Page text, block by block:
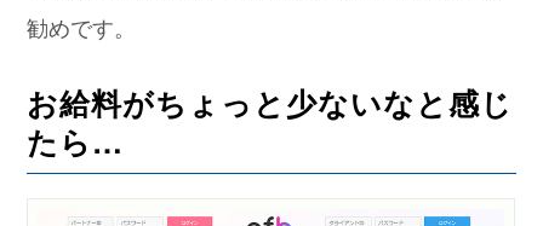
勧めです。
お給料がちょっと少ないなと感じ
たら…